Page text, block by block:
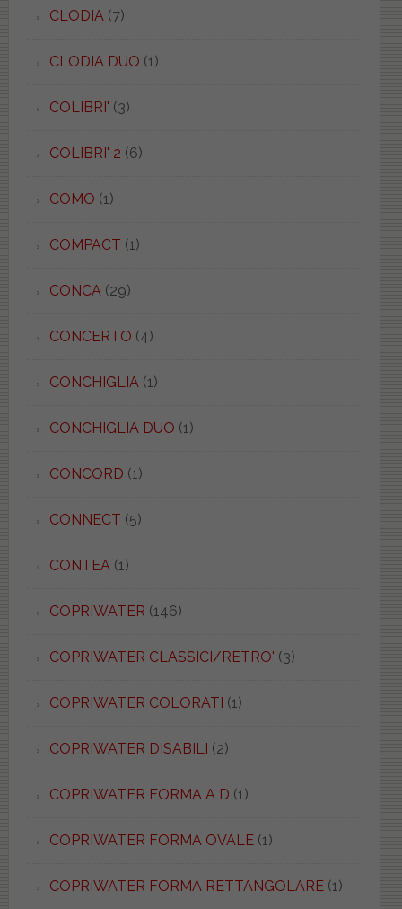
CLODIA (7)
CLODIA DUO (1)
COLIBRI' (3)
COLIBRI' 2 (6)
COMO (1)
COMPACT (1)
CONCA (29)
CONCERTO (4)
CONCHIGLIA (1)
CONCHIGLIA DUO (1)
CONCORD (1)
CONNECT (5)
CONTEA (1)
COPRIWATER (146)
COPRIWATER CLASSICI/RETRO' (3)
COPRIWATER COLORATI (1)
COPRIWATER DISABILI (2)
COPRIWATER FORMA A D (1)
COPRIWATER FORMA OVALE(1)
COPRIWATER FORMA RETTANGOLARE(1)